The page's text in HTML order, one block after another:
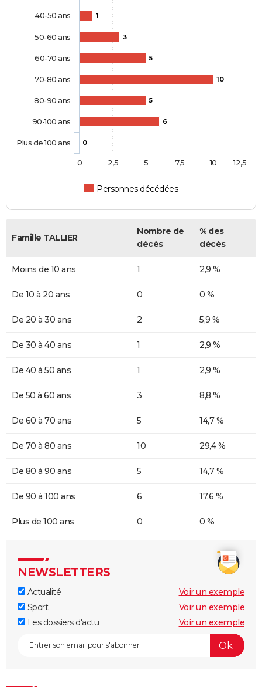
1
3
5
10
5
6
0
Personnes décédées
40-50 ans
50-60 ans
60-70 ans
70-80 ans
80-90 ans
90-100 ans
Plus de 100 ans
0 10
2,5 5 7,5 12,5
Famille TALLIER
Nombre de
décès
% des
décès
Moins de 10 ans 1 2,9 %
De 10 à 20 ans 0 0 %
De 20 à 30 ans 2 5,9 %
De 30 à 40 ans 1 2,9 %
De 40 à 50 ans 1 2,9 %
De 50 à 60 ans 3 8,8 %
De 60 à 70 ans 5 14,7 %
De 70 à 80 ans 10 29,4 %
De 80 à 90 ans 5 14,7 %
De 90 à 100 ans 6 17,6 %
Plus de 100 ans 0 0 %
NEWSLETTERS
Actualité
Voir un exemple
Sport
Voir un exemple
Les dossiers d'actu
Voir un exemple